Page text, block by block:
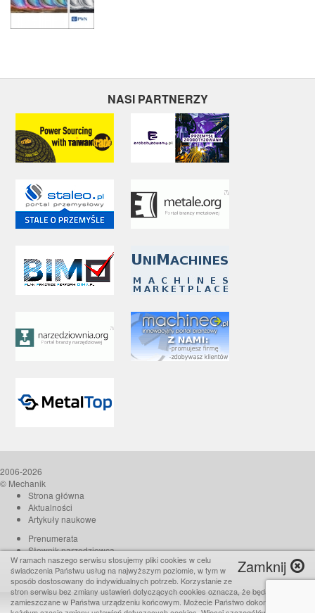
NASI PARTNERZY
2006-2026
© Mechanik
Strona główna
Aktualności
Artykuły naukowe
Prenumerata
Słownik narzędziowca
O czasopiśmie
Reklama
Kontakt
Zamknij
W ramach naszego serwisu stosujemy pliki cookies w celu
świadczenia Państwu usług na najwyższym poziomie, w tym w
sposób dostosowany do indywidualnych potrzeb. Korzystanie ze
stron serwisu bez zmiany ustawień dotyczących cookies oznacza, że będą one
zamieszczane w Państwa urządzeniu końcowym. Możecie Państwo dokonać w